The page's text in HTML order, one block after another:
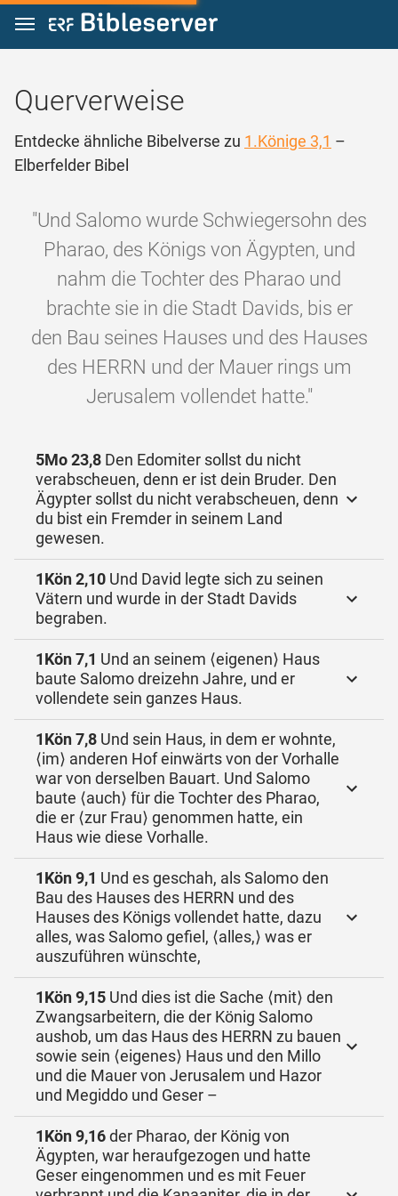
Zum Inhalt springen
Querverweise
Entdecke ähnliche Bibelverse zu 1.Könige 3,1 –
Elberfelder Bibel
"Und Salomo wurde Schwiegersohn des
Pharao, des Königs von Ägypten, und
nahm die Tochter des Pharao und
brachte sie in die Stadt Davids, bis er
den Bau seines Hauses und des Hauses
des HERRN und der Mauer rings um
Jerusalem vollendet hatte."
5Mo 23,8 Den Edomiter sollst du nicht
verabscheuen, denn er ist dein Bruder. Den
Ägypter sollst du nicht verabscheuen, denn
du bist ein Fremder in seinem Land
gewesen.
1Kön 2,10 Und David legte sich zu seinen
Vätern und wurde in der Stadt Davids
begraben.
1Kön 7,1 Und an seinem ⟨eigenen⟩ Haus
baute Salomo dreizehn Jahre, und er
vollendete sein ganzes Haus.
1Kön 7,8 Und sein Haus, in dem er wohnte,
⟨im⟩ anderen Hof einwärts von der Vorhalle
war von derselben Bauart. Und Salomo
baute ⟨auch⟩ für die Tochter des Pharao,
die er ⟨zur Frau⟩ genommen hatte, ein
Haus wie diese Vorhalle.
1Kön 9,1 Und es geschah, als Salomo den
Bau des Hauses des HERRN und des
Hauses des Königs vollendet hatte, dazu
alles, was Salomo gefiel, ⟨alles,⟩ was er
auszuführen wünschte,
1Kön 9,15 Und dies ist die Sache ⟨mit⟩ den
Zwangsarbeitern, die der König Salomo
aushob, um das Haus des HERRN zu bauen
sowie sein ⟨eigenes⟩ Haus und den Millo
und die Mauer von Jerusalem und Hazor
und Megiddo und Geser –
1Kön 9,16der Pharao, der König von
Ägypten, war heraufgezogen und hatte
Geser eingenommen und es mit Feuer